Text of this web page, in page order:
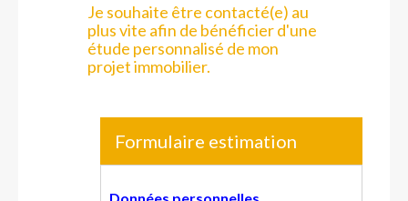
Je souhaite être contacté(e) au
plus vite afin de bénéficier d'une
étude personnalisé de mon
projet immobilier.
Formulaire estimation